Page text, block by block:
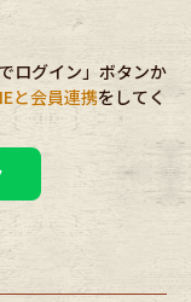
ら探す
ログイン」ボタンか
と会員連携をしてく